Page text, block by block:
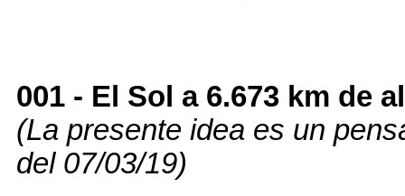
001 - El Sol a 6.673 km de
(La presente idea es un
del 07/03/19)